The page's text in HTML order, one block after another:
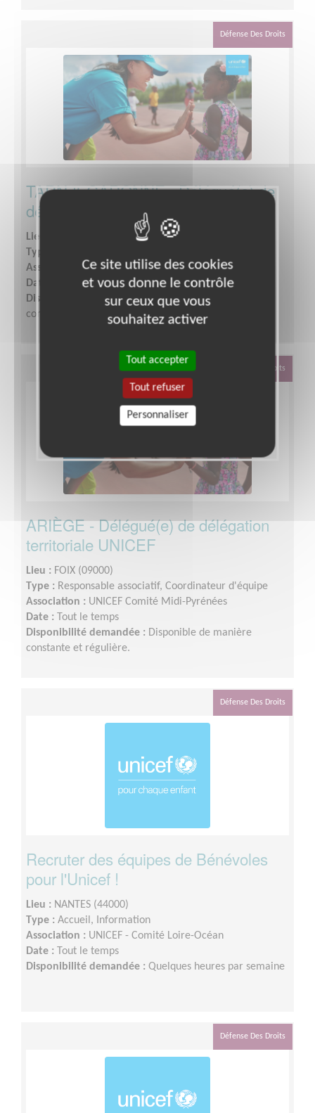
Défense Des Droits
TARN & GARONNE - Délégué(e) de
délégation territoriale UNICEF
Lieu :
MONTAUBAN (82000)
Type :
Association :UNICEF Comité Midi-Pyrénées
Date :
Tout le temps
Disponibilité demandée :Disponible de manière
constante et régulière.
Défense Des Droits
ARIÈGE - Délégué(e) de délégation
territoriale UNICEF
Lieu : FOIX (09000)
Type : Responsable associatif, Coordinateur d'équipe
Association : UNICEF Comité Midi-Pyrénées
Date :
Tout le temps
Disponibilité demandée : Disponible de manière
constante et régulière.
Défense Des Droits
Recruter des équipes de Bénévoles
pour l'Unicef !
Lieu : NANTES (44000)
Type : Accueil, Information
Association : UNICEF - Comité Loire-Océan
Date :
Tout le temps
Disponibilité demandée : Quelques heures par semaine
Défense Des Droits
Ce site utilise des cookies
et vous donne le contrôle
sur ceux que vous
souhaitez activer
Tout accepter
Tout refuser
Personnaliser